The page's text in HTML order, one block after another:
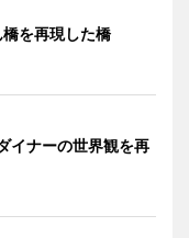
を再現した橋
イナーの世界観を再